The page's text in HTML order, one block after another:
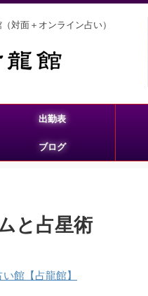
対面＋オンライン占い）
出勤表
ブログ
と占星術
館【占龍館】